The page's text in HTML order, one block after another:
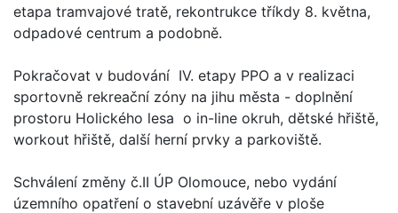
etapa tramvajové tratě, rekontrukce tříkdy 8. května,
odpadové centrum a podobně.
Pokračovat v budování IV. etapy PPO a v realizaci
sportovně rekreační zóny na jihu města - doplnění
prostoru Holického lesa o in-line okruh, dětské hřiště,
workout hřiště, další herní prvky a parkoviště.
Schválení změny č.II ÚP Olomouce, nebo vydání
územního opatření o stavební uzávěře v ploše